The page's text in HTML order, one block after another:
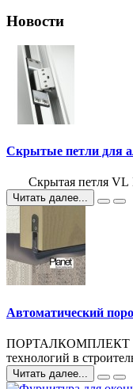
Новости
Скрытые петли для
Скрытая петля VL
Читать далее...
Автоматический
ПОРТАЛКОМПЛЕКТ
технологий в
Читать далее...